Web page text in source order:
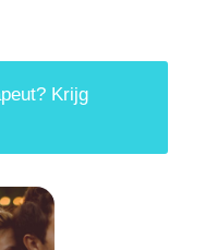
Krijg